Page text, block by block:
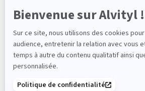
Booster votre vitalité